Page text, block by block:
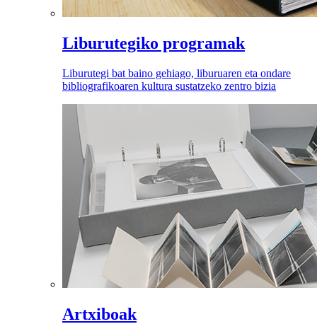
Liburutegiko programak
Liburutegi bat baino gehiago, liburuaren eta ondare
bibliografikoaren kultura sustatzeko zentro bizia
Artxiboak